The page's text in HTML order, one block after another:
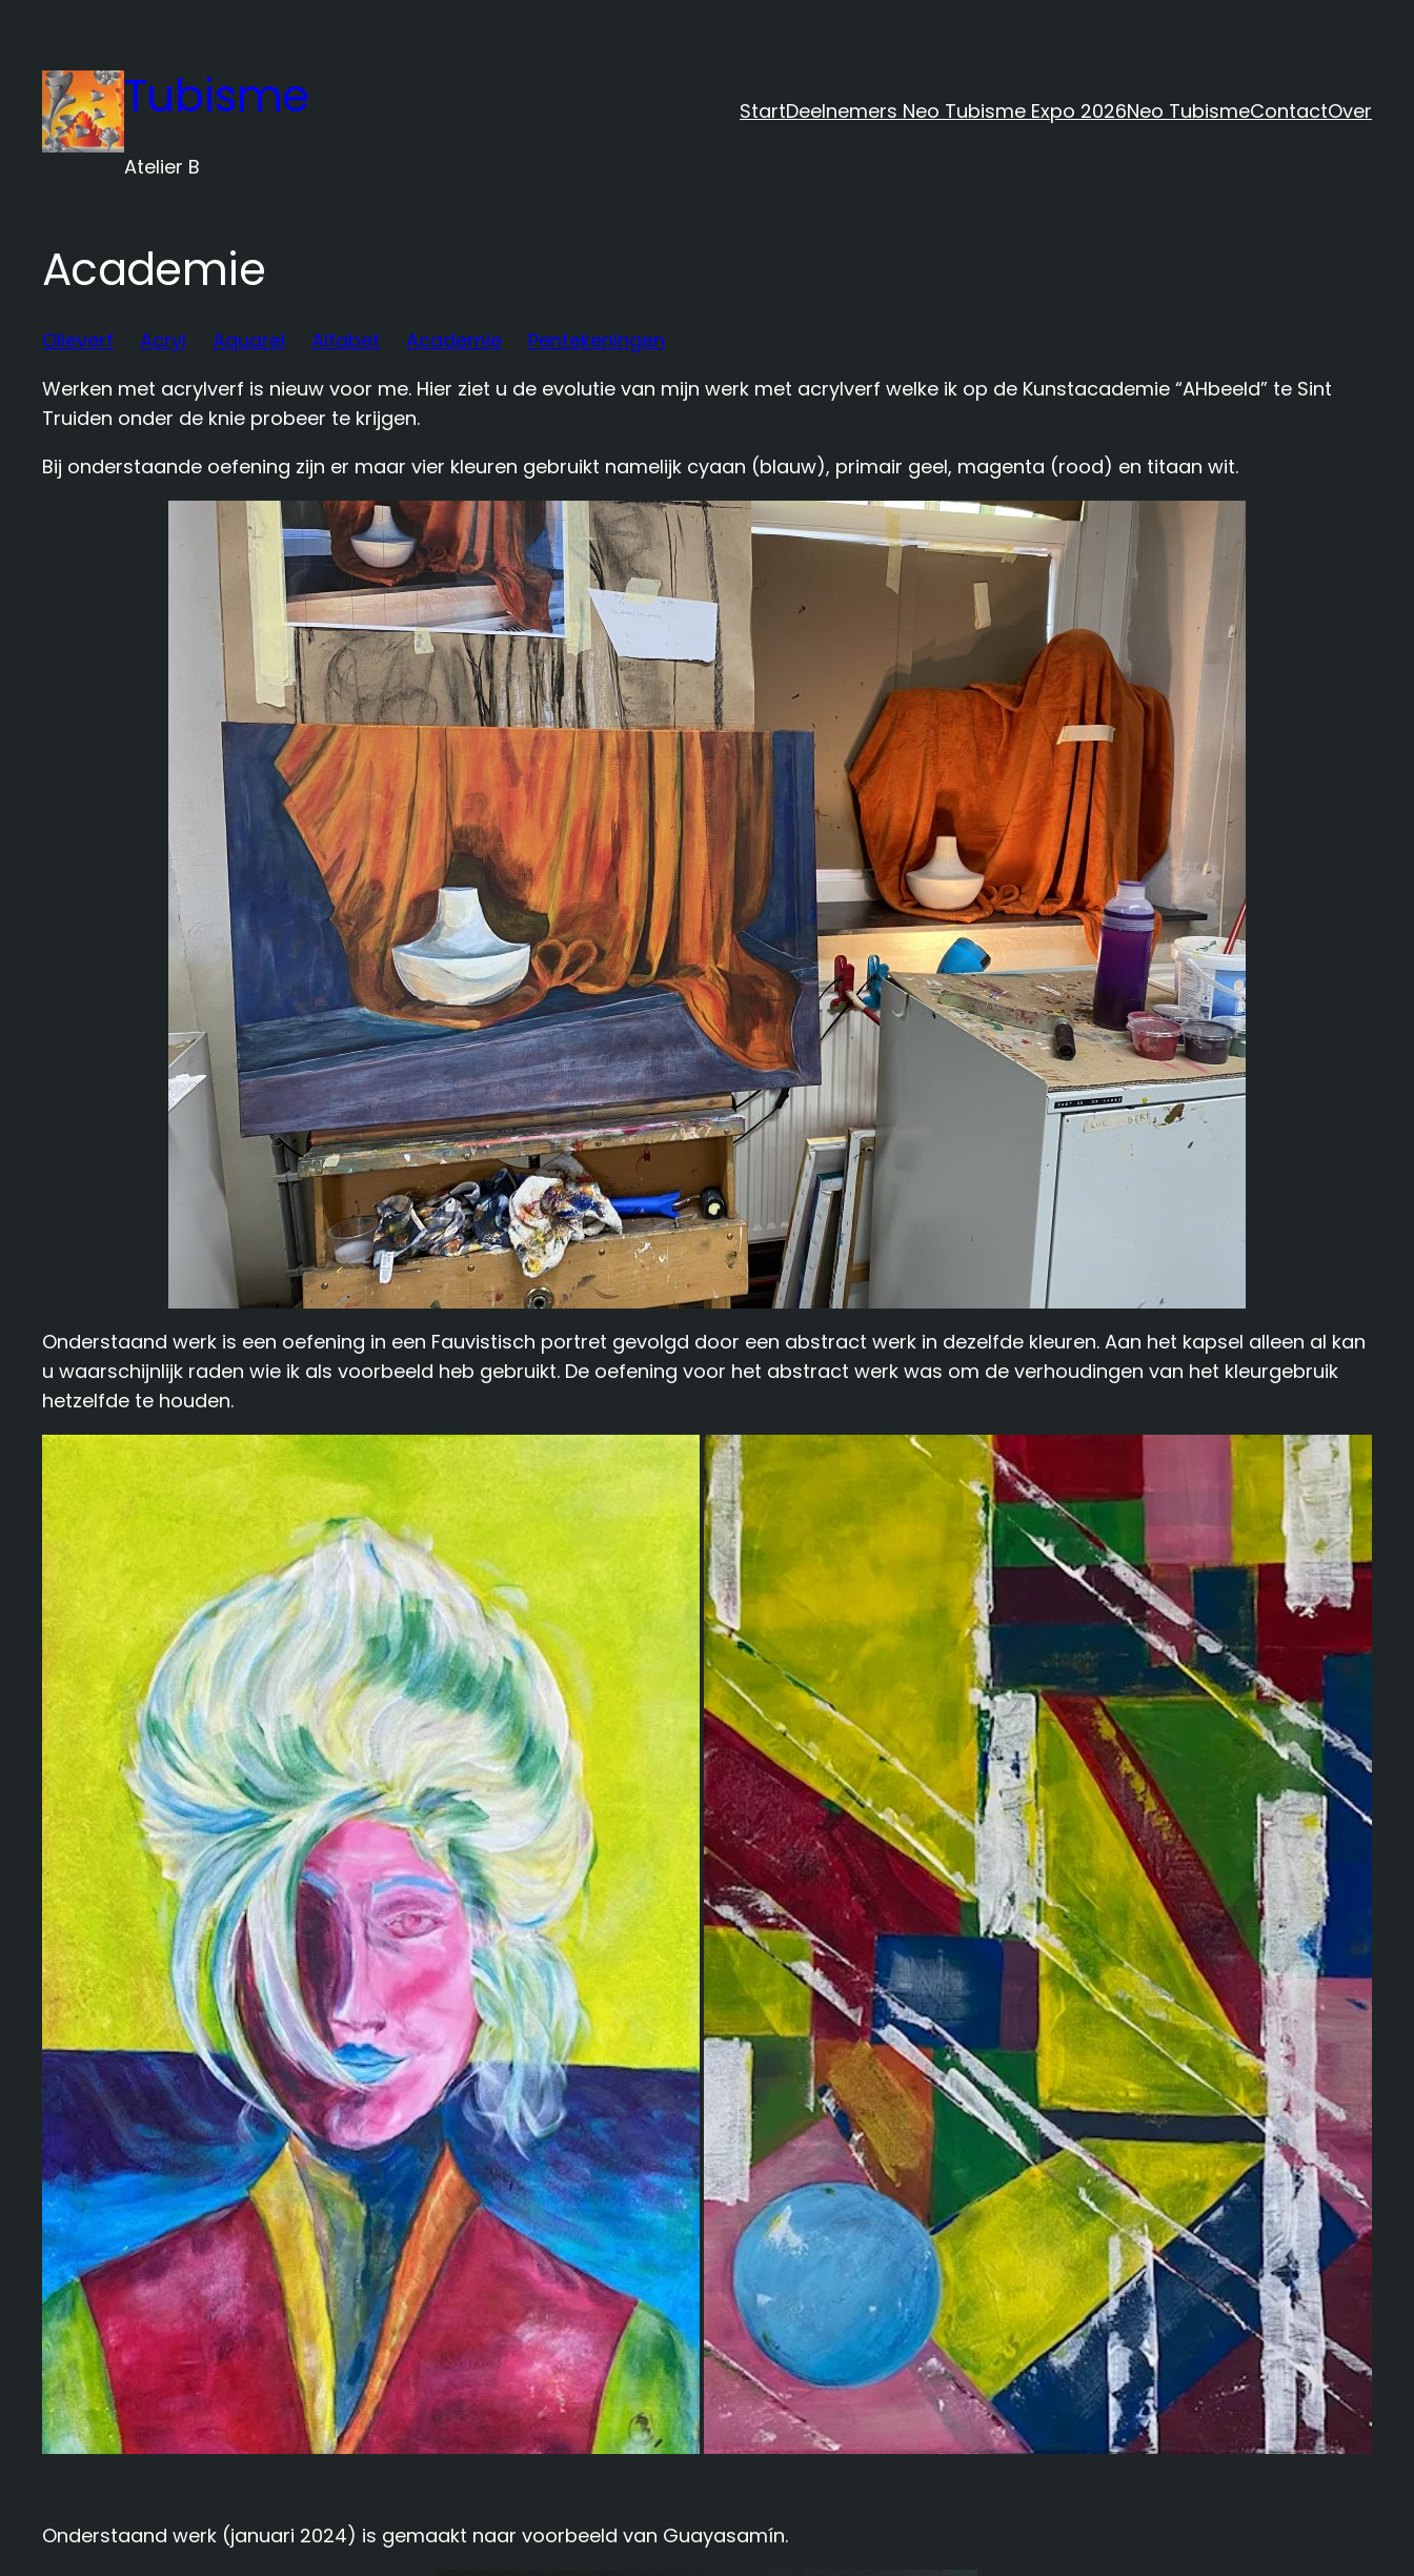
inhoud
Tubisme
Atelier B
StartDeelnemers Neo Tubisme Expo 2026Neo TubismeContactOver
Academie
Olieverf Acryl Aquarel Alfabet Academie
Pentekeningen
Werken met acrylverf is nieuw voor me. Hier ziet u de evolutie van mijn werk met acrylverf welke ik op de Kunstacademie “AHbeeld” te Sint
Truiden onder de knie probeer te krijgen.
Bij onderstaande oefening zijn er maar vier kleuren gebruikt namelijk cyaan (blauw), primair geel, magenta (rood) en titaan wit.
Onderstaand werk is een oefening in een Fauvistisch portret gevolgd door een abstract werk in dezelfde kleuren. Aan het kapsel alleen al kan
u waarschijnlijk raden wie ik als voorbeeld heb gebruikt. De oefening voor het abstract werk was om de verhoudingen van het kleurgebruik
hetzelfde te houden.
Onderstaand werk (januari 2024) is gemaakt naar voorbeeld van Guayasamín.